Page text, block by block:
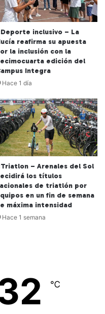
inclusivo – La
reafirma su apuesta
la inclusión con la
edición del
Integra
Hace 1 día
– Arenales del Sol
los títulos
de triatlón por
en un fin de semana
máxima intensidad
Hace 1 semana
℃